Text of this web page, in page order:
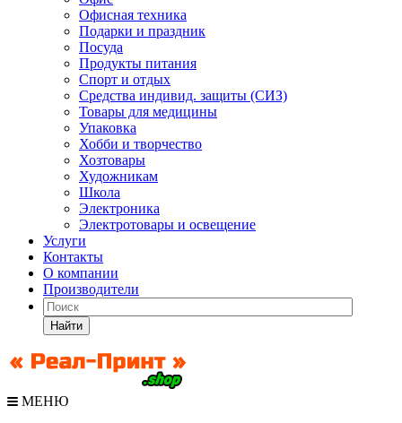
Офисная техника
Подарки и праздник
Посуда
Продукты питания
Спорт и отдых
Средства индивид. защиты (СИЗ)
Товары для медицины
Упаковка
Хобби и творчество
Хозтовары
Художникам
Школа
Электроника
Электротовары и освещение
Услуги
Контакты
О компании
Производители
Найти
МЕНЮ